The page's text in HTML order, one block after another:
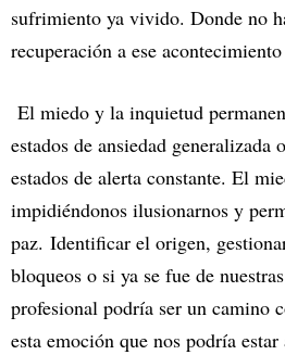
sufrimiento ya vivido. Donde no
recuperación a ese
El miedo y la inquietud
estados de ansiedad
estados de alerta constante. El
impidiéndonos ilusionarnos y
paz. Identificar el origen,
bloqueos o si ya se fue de
profesional podría ser un camino
esta emoción que nos podría estar